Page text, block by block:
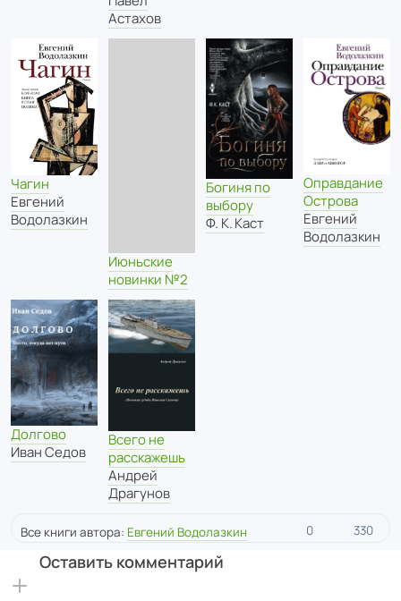
Астахов
Чагин
Евгений
Водолазкин
Июньские
новинки №2
Богиня по
выбору
Ф. К. Каст
Оправдание
Острова
Евгений
Водолазкин
Долгово
Иван Седов
Всего не
расскажешь
Андрей
Драгунов
Все книги автора: Евгений Водолазкин 0 330
Оставить комментарий